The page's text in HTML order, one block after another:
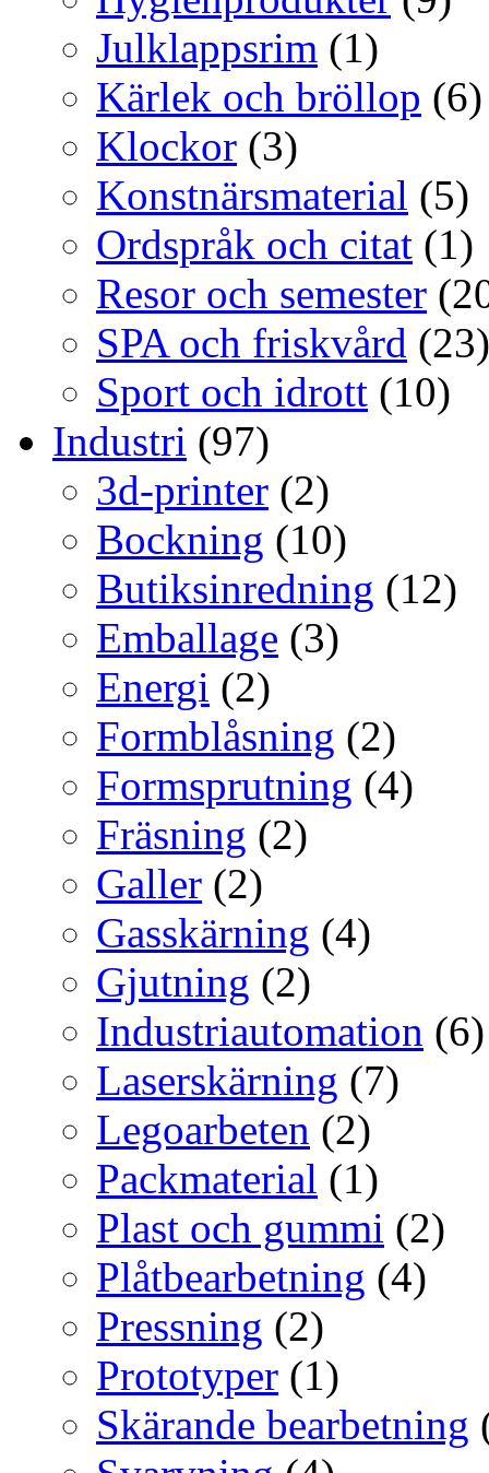
Julklappsrim (1)
Kärlek och bröllop (6)
Klockor (3)
Konstnärsmaterial (5)
Ordspråk och citat (1)
Resor och semester
SPA och friskvård (23)
Sport och idrott (10)
Industri (97)
3d-printer (2)
Bockning (10)
Butiksinredning (12)
Emballage (3)
Energi (2)
Formblåsning (2)
Formsprutning (4)
Fräsning (2)
Galler (2)
Gasskärning (4)
Gjutning (2)
Industriautomation (6)
Laserskärning (7)
Legoarbeten (2)
Packmaterial (1)
Plast och gummi (2)
Plåtbearbetning (4)
Pressning (2)
Prototyper (1)
Skärande bearbetning